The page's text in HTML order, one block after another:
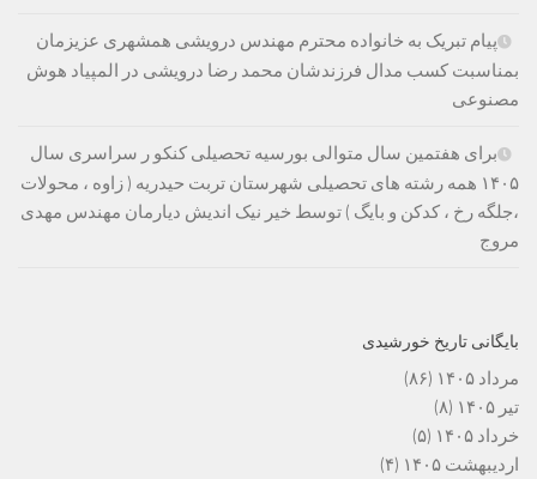
پیام تبریک به خانواده محترم مهندس درویشی همشهری عزیزمان
بمناسبت کسب مدال فرزندشان محمد رضا درویشی در المپیاد هوش
مصنوعی
برای هفتمین سال متوالی بورسیه تحصیلی کنکو ر سراسری سال
۱۴۰۵ همه رشته های تحصیلی شهرستان تربت حیدریه ( زاوه ، محولات
،جلگه رخ ، کدکن و بایگ ) توسط خیر نیک اندیش دیارمان مهندس مهدی
مروج
بایگانی تاریخ خورشیدی
مرداد ۱۴۰۵
(۸۶)
تیر ۱۴۰۵
(۸)
خرداد ۱۴۰۵
(۵)
اردیبهشت ۱۴۰۵
(۴)